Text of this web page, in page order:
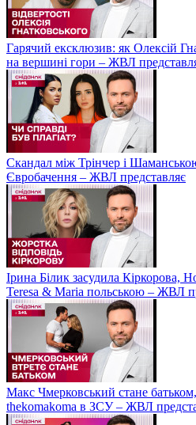
Гарячий ексклюзив: як Олексій
на вершині гори – ЖВЛ
Скандал між Трінчер і
Євробачення – ЖВЛ представляє
Ірина Білик засудила Кіркорова,
Teresa & Maria польською – ЖВЛ
Макс Чмерковський стане
thekomakoma в ЗСУ – ЖВЛ